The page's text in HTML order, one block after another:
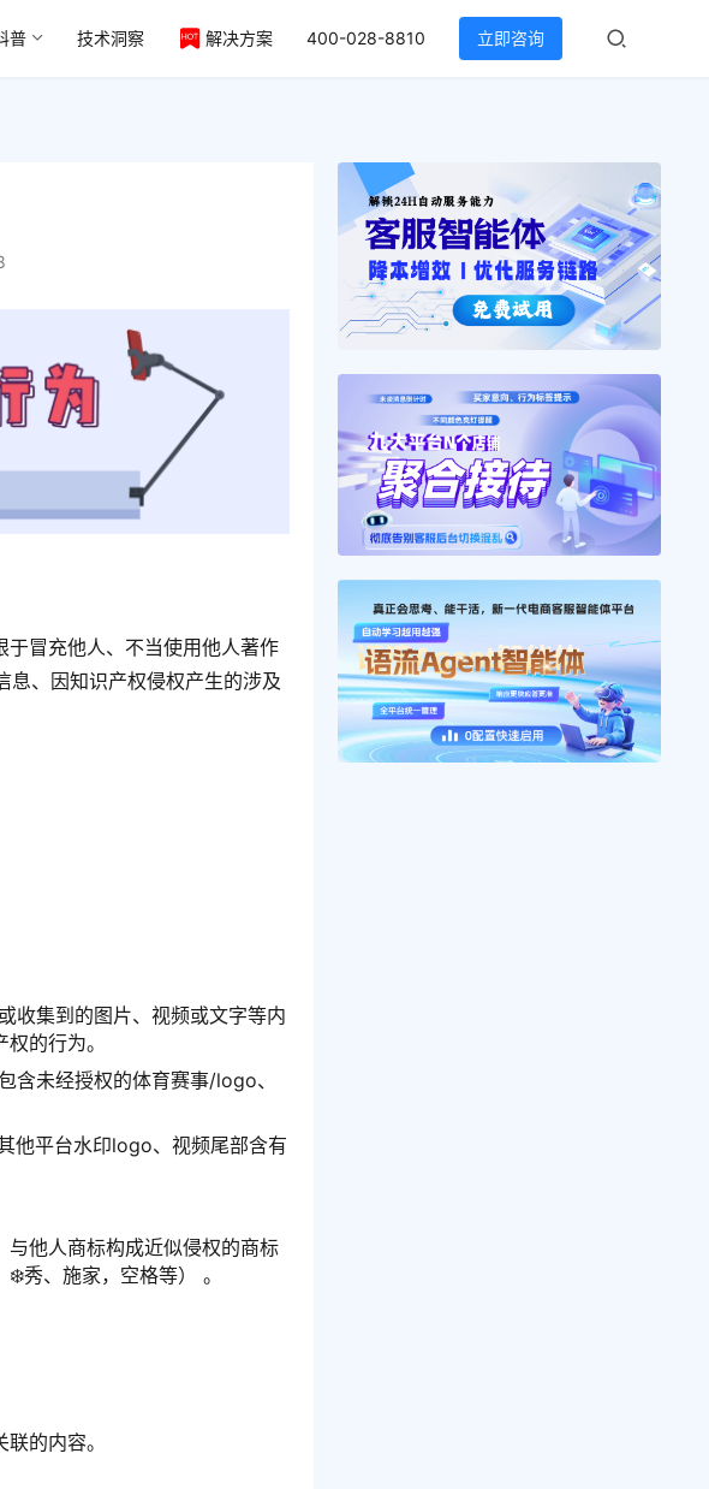
普 技术洞察 解决方案 400-028-8810 立即咨询
冒充他人、不当使用他人著作
、因知识产权侵权产生的涉及
收集到的图片、视频或文字等内
的行为。
含未经授权的体育赛事/logo、
他平台水印logo、视频尾部含有
他人商标构成近似侵权的商标
秀、施家，空格等） 。
的内容。